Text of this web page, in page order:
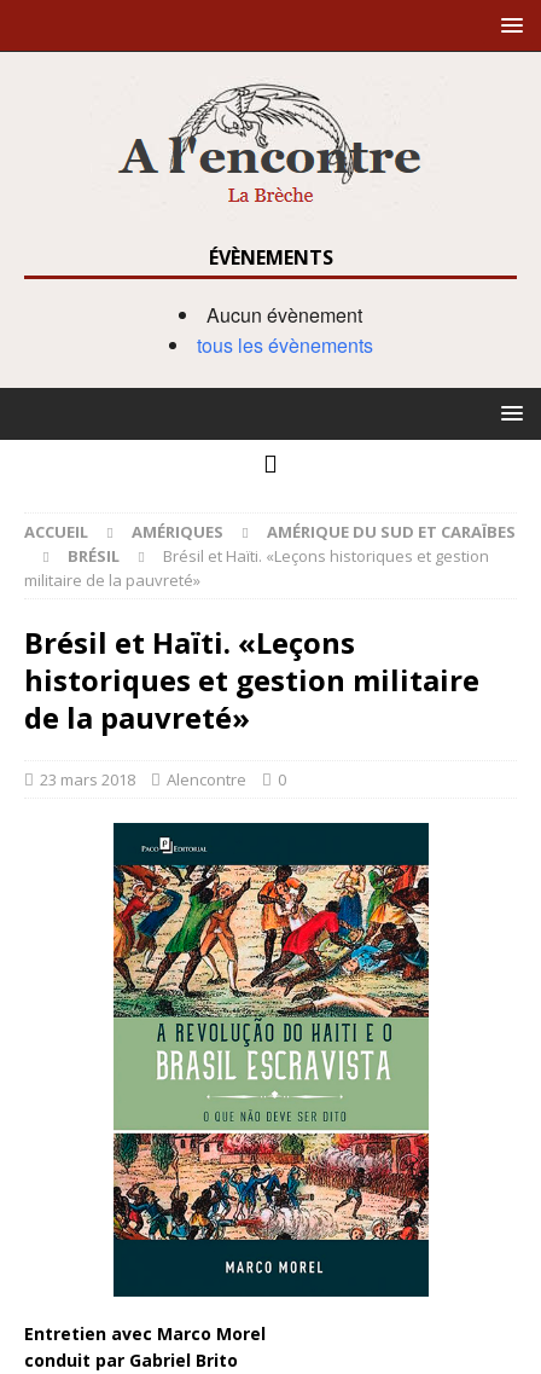
ÉVÈNEMENTS
Aucun évènement
tous les évènements
ACCUEIL AMÉRIQUES
AMÉRIQUE DU SUD ET CARAÏBES
BRÉSIL
Brésil et Haïti. «Leçons historiques et gestion
militaire de la pauvreté»
Brésil et Haïti. «Leçons
historiques et gestion militaire
de la pauvreté»
23 mars 2018 Alencontre 0
Entretien avec Marco Morel
conduit par Gabriel Brito